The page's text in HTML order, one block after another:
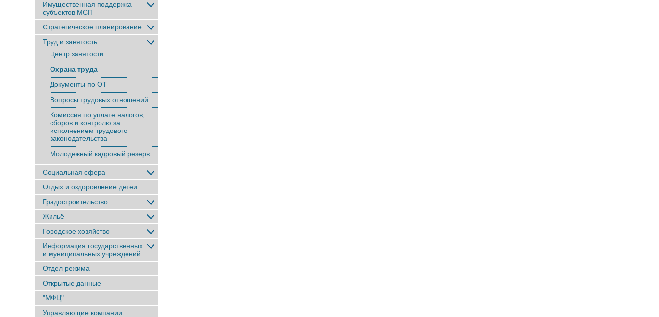
Имущественная поддержка
субъектов МСП
Стратегическое планирование
Труд и занятость
Центр занятости
Охрана труда
Документы по ОТ
Вопросы трудовых отношений
Комиссия по уплате налогов,
сборов и контролю за
исполнением трудового
законодательства
Молодежный кадровый резерв
Социальная сфера
Отдых и оздоровление детей
Градостроительство
Жильё
Городское хозяйство
Информация государственных
и муниципальных учреждений
Отдел режима
Открытые данные
"МФЦ"
Управляющие компании